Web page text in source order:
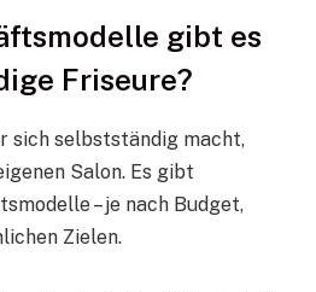
gibt es
Friseure?
sich selbstständig macht,
Salon. Es gibt
– je nach Budget,
Zielen.